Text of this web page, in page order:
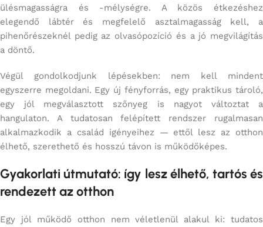
ülésmagasságra és -mélységre. A közös étkezéshez
elegendő lábtér és megfelelő asztalmagasság kell, a
pihenőrészeknél pedig az olvasópozíció és a jó megvilágítás
a döntő.
Végül gondolkodjunk lépésekben: nem kell mindent
egyszerre megoldani. Egy új fényforrás, egy praktikus tároló,
egy jól megválasztott szőnyeg is nagyot változtat a
hangulaton. A tudatosan felépített rendszer rugalmasan
alkalmazkodik a család igényeihez — ettől lesz az otthon
élhető, szerethető és hosszú távon is működőképes.
Gyakorlati útmutató: így lesz élhető, tartós és
rendezett az otthon
Egy jól működő otthon nem véletlenül alakul ki: tudatos